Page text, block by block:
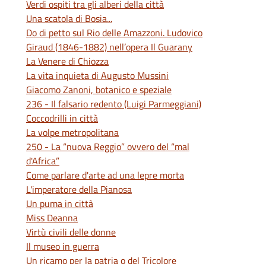
Verdi ospiti tra gli alberi della città
Una scatola di Bosia...
Do di petto sul Rio delle Amazzoni. Ludovico
Giraud (1846-1882) nell’opera Il Guarany
La Venere di Chiozza
La vita inquieta di Augusto Mussini
Giacomo Zanoni, botanico e speziale
236 - Il falsario redento (Luigi Parmeggiani)
Coccodrilli in città
La volpe metropolitana
250 - La “nuova Reggio” ovvero del “mal
d'Africa”
Come parlare d'arte ad una lepre morta
L'imperatore della Pianosa
Un puma in città
Miss Deanna
Virtù civili delle donne
Il museo in guerra
Un ricamo per la patria o del Tricolore